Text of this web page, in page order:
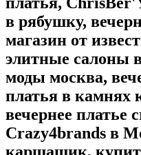
в рябушку,
магазин от
элитные салоны
моды москва,
платья в камнях
вечернее платье
Crazy4brands в